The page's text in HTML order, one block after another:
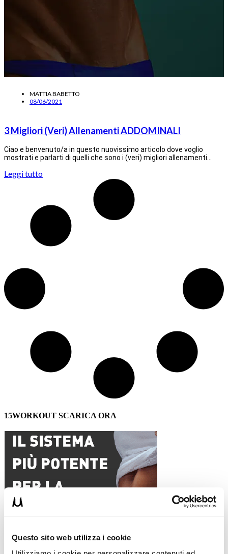
Questo sito web utilizza i cookie
MATTIA BABETTO
08/06/2021
3 Migliori (Veri) Allenamenti ADDOMINALI
Ciao e benvenuto/a in questo nuovissimo articolo dove voglio
mostrati e parlarti di quelli che sono i (veri) migliori allenamenti…
Leggi tutto
15WORKOUT SCARICA ORA